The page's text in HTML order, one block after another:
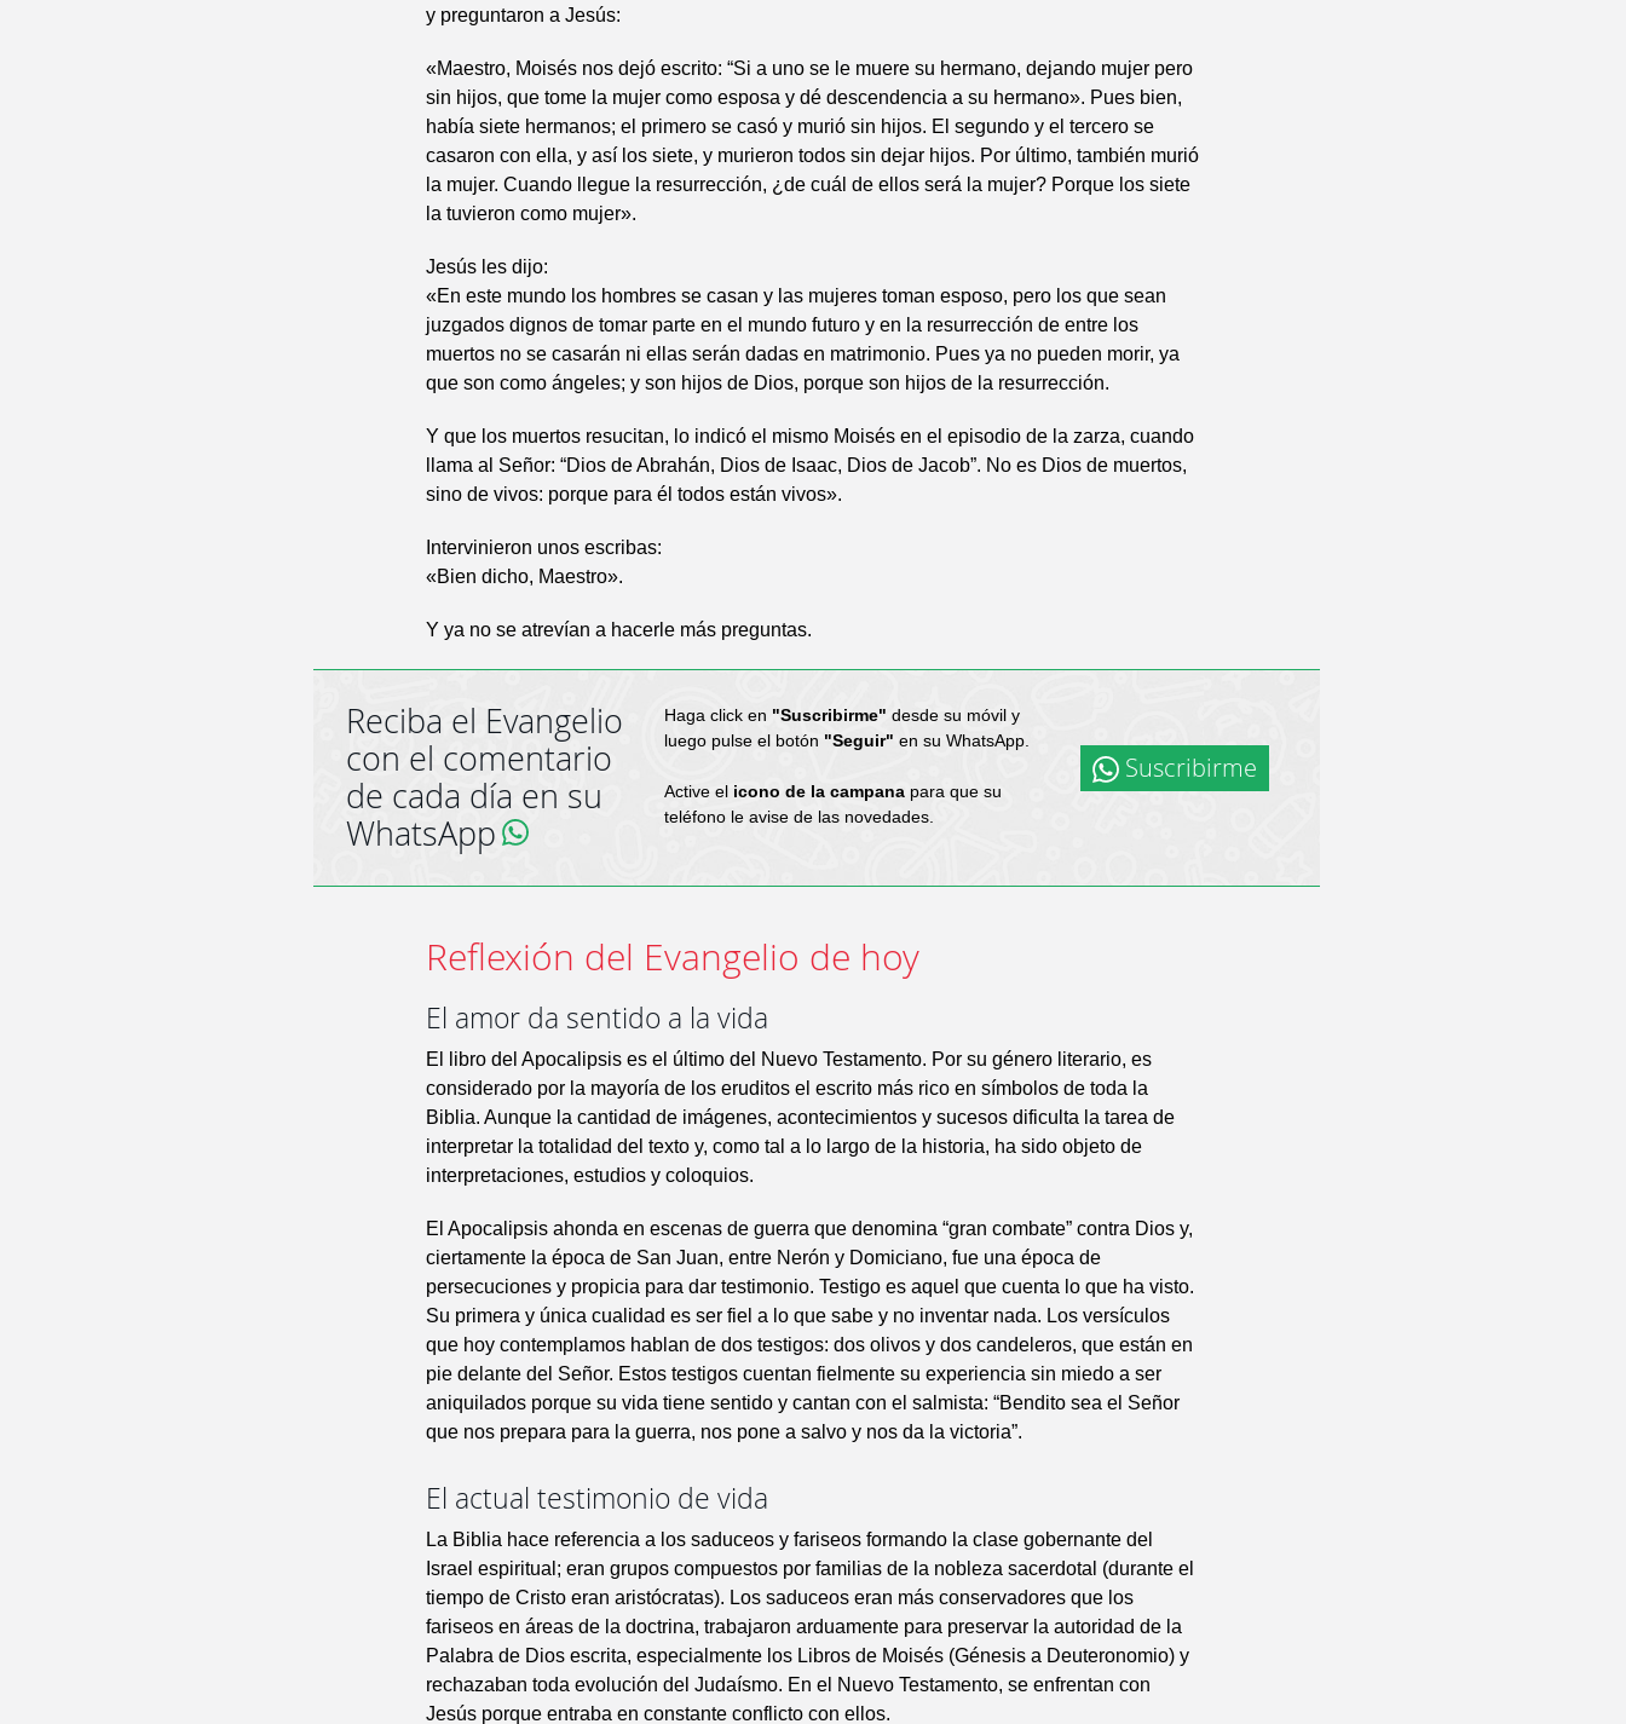
y preguntaron a Jesús:
«Maestro, Moisés nos dejó escrito: “Si a uno se le muere su hermano, dejando mujer pero
sin hijos, que tome la mujer como esposa y dé descendencia a su hermano». Pues bien,
había siete hermanos; el primero se casó y murió sin hijos. El segundo y el tercero se
casaron con ella, y así los siete, y murieron todos sin dejar hijos. Por último, también murió
la mujer. Cuando llegue la resurrección, ¿de cuál de ellos será la mujer? Porque los siete
la tuvieron como mujer».
Jesús les dijo:
«En este mundo los hombres se casan y las mujeres toman esposo, pero los que sean
juzgados dignos de tomar parte en el mundo futuro y en la resurrección de entre los
muertos no se casarán ni ellas serán dadas en matrimonio. Pues ya no pueden morir, ya
que son como ángeles; y son hijos de Dios, porque son hijos de la resurrección.
Y que los muertos resucitan, lo indicó el mismo Moisés en el episodio de la zarza, cuando
llama al Señor: “Dios de Abrahán, Dios de Isaac, Dios de Jacob”. No es Dios de muertos,
sino de vivos: porque para él todos están vivos».
Intervinieron unos escribas:
«Bien dicho, Maestro».
Y ya no se atrevían a hacerle más preguntas.
Reciba el Evangelio
con el comentario
de cada día en su
WhatsApp
Haga click en "Suscribirme" desde su móvil y
luego pulse el botón "Seguir" en su WhatsApp.
Active el icono de la campanapara que su
teléfono le avise de las novedades.
Suscribirme
Reflexión del Evangelio de hoy
El amor da sentido a la vida
El libro del Apocalipsis es el último del Nuevo Testamento. Por su género literario, es
considerado por la mayoría de los eruditos el escrito más rico en símbolos de toda la
Biblia. Aunque la cantidad de imágenes, acontecimientos y sucesos dificulta la tarea de
interpretar la totalidad del texto y, como tal a lo largo de la historia, ha sido objeto de
interpretaciones, estudios y coloquios.
El Apocalipsis ahonda en escenas de guerra que denomina “gran combate” contra Dios y,
ciertamente la época de San Juan, entre Nerón y Domiciano, fue una época de
persecuciones y propicia para dar testimonio. Testigo es aquel que cuenta lo que ha visto.
Su primera y única cualidad es ser fiel a lo que sabe y no inventar nada. Los versículos
que hoy contemplamos hablan de dos testigos: dos olivos y dos candeleros, que están en
pie delante del Señor. Estos testigos cuentan fielmente su experiencia sin miedo a ser
aniquilados porque su vida tiene sentido y cantan con el salmista: “Bendito sea el Señor
que nos prepara para la guerra, nos pone a salvo y nos da la victoria”.
El actual testimonio de vida
La Biblia hace referencia a los saduceos y fariseos formando la clase gobernante del
Israel espiritual; eran grupos compuestos por familias de la nobleza sacerdotal (durante el
tiempo de Cristo eran aristócratas). Los saduceos eran más conservadores que los
fariseos en áreas de la doctrina, trabajaron arduamente para preservar la autoridad de la
Palabra de Dios escrita, especialmente los Libros de Moisés (Génesis a Deuteronomio) y
rechazaban toda evolución del Judaísmo. En el Nuevo Testamento, se enfrentan con
Jesús porque entraba en constante conflicto con ellos.